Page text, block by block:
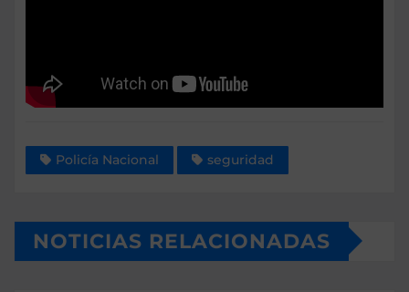
Policía Nacional seguridad
NOTICIAS RELACIONADAS